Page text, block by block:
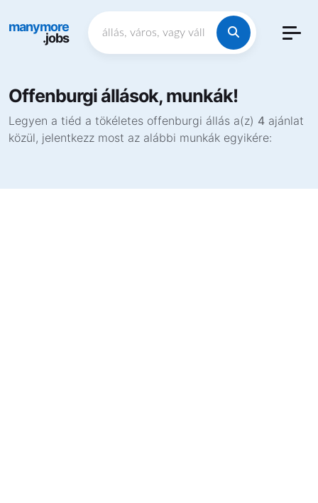
manymore
.jobs
Offenburgi állások, munkák!
Legyen a tiéd a tökéletes offenburgi állás a(z) 4 ajánlat
közül, jelentkezz most az alábbi munkák egyikére: